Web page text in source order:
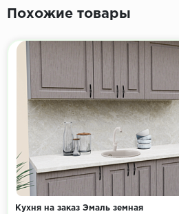
Похожие товары
Кухня на заказ Эмаль земная